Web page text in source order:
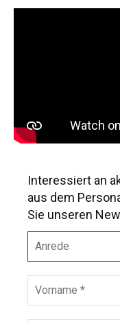
Interessiert an
aus dem
Sie unseren
r
e
e
r